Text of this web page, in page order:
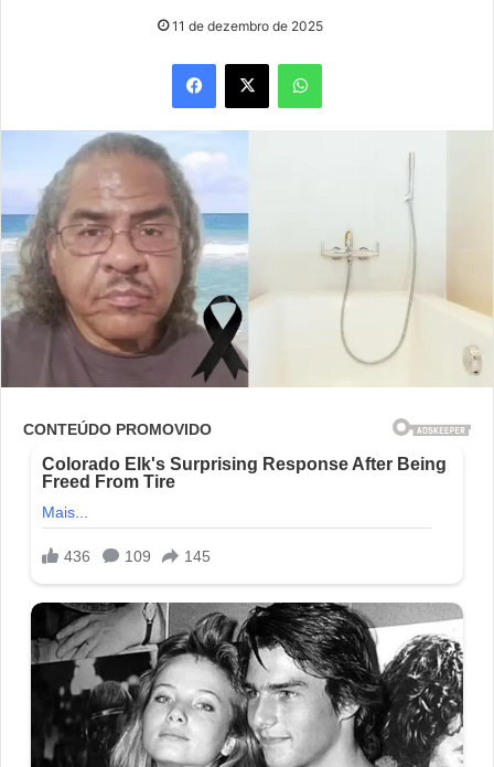
11 de dezembro de 2025
Facebook
X WhatsApp